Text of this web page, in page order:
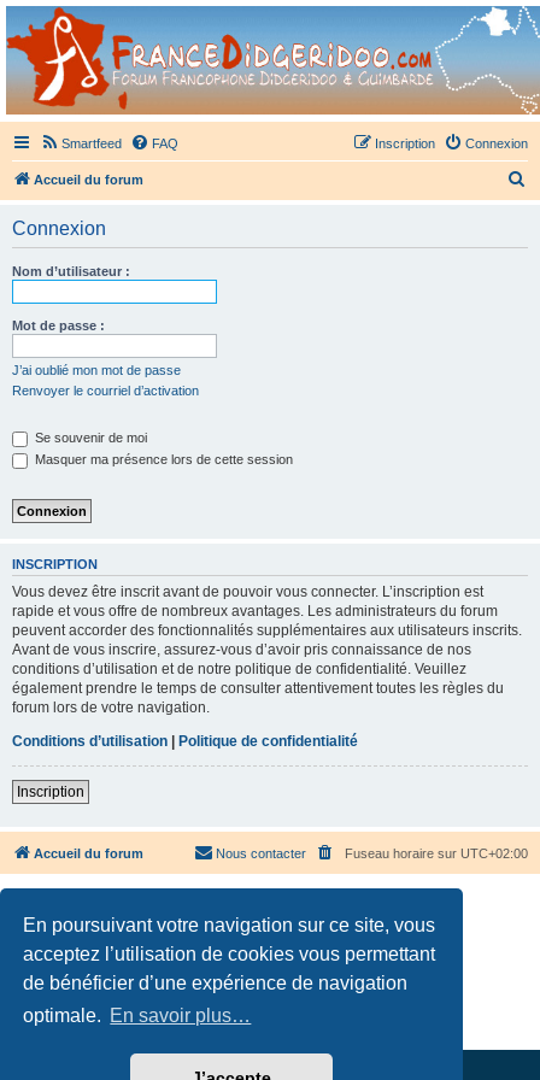
En poursuivant votre navigation sur ce site, vous
acceptez l’utilisation de cookies vous permettant
de bénéficier d’une expérience de navigation
optimale. En savoir plus…
France Didgeridoo
Didgeridoo et Guimbarde sur France Didgeridoo - retrouvez la communauté.
Smartfeed FAQ Connexion
Inscription
Accueil du forum
Connexion
Nom d’utilisateur :
Mot de passe :
J’ai oublié mon mot de passe
Renvoyer le courriel d’activation
Se souvenir de moi
Masquer ma présence lors de cette session
INSCRIPTION
Vous devez être inscrit avant de pouvoir vous connecter. L’inscription est
rapide et vous offre de nombreux avantages. Les administrateurs du forum
peuvent accorder des fonctionnalités supplémentaires aux utilisateurs inscrits.
Avant de vous inscrire, assurez-vous d’avoir pris connaissance de nos
conditions d’utilisation et de notre politique de confidentialité. Veuillez
également prendre le temps de consulter attentivement toutes les règles du
forum lors de votre navigation.
Conditions d’utilisation
Politique de confidentialité
Inscription
Accueil du forum Fuseau horaire sur UTC+02:00
Nous contacter
Développé parphpBB® Forum Software © phpBB Limited
Confidentialité